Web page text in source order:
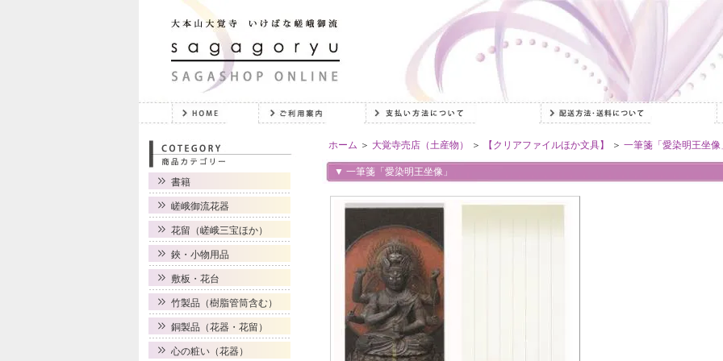
書籍
嵯峨御流花器
花留（嵯峨三宝ほか）
鋏・小物用品
敷板・花台
竹製品（樹脂管筒含む）
銅製品（花器・花留）
心の粧い（花器）
ホーム ＞ 大覚寺売店（土産物） ＞ 【クリアファイルほか文具】 ＞ 一筆箋「愛染明王坐像
▼ 一筆箋「愛染明王坐像」